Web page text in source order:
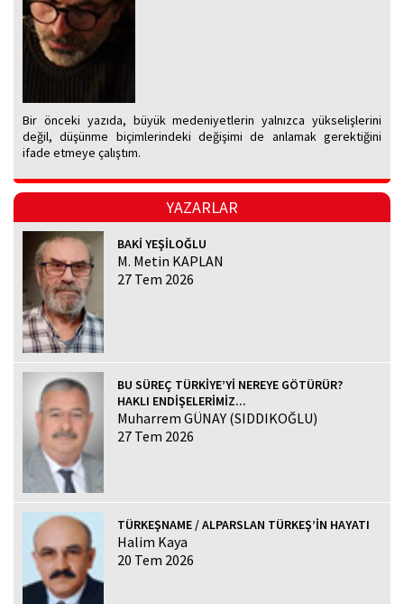
Bir önceki yazıda, büyük medeniyetlerin yalnızca yükselişlerini
değil, düşünme biçimlerindeki değişimi de anlamak gerektiğini
ifade etmeye çalıştım.
YAZARLAR
BAKİ YEŞİLOĞLU
M. Metin KAPLAN
27 Tem 2026
BU SÜREÇ TÜRKİYE’Yİ NEREYE GÖTÜRÜR?
HAKLI ENDİŞELERİMİZ...
Muharrem GÜNAY (SIDDIKOĞLU)
27 Tem 2026
TÜRKEŞNAME / ALPARSLAN TÜRKEŞ’İN HAYATI
Halim Kaya
20 Tem 2026